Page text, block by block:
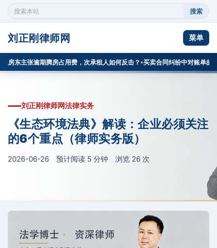
搜
索
本
站
内
容
搜索
刘正刚律师网 菜单
东主张逾期腾房占用费，次承租人如何反击？ 买卖合同纠纷中对账单的证明
刘正刚律师网法律实务
《生态环境法典》解读：企业必须关注
的6个重点（律师实务版）
2026-06-26 预计阅读 5 分钟 浏览 26 次